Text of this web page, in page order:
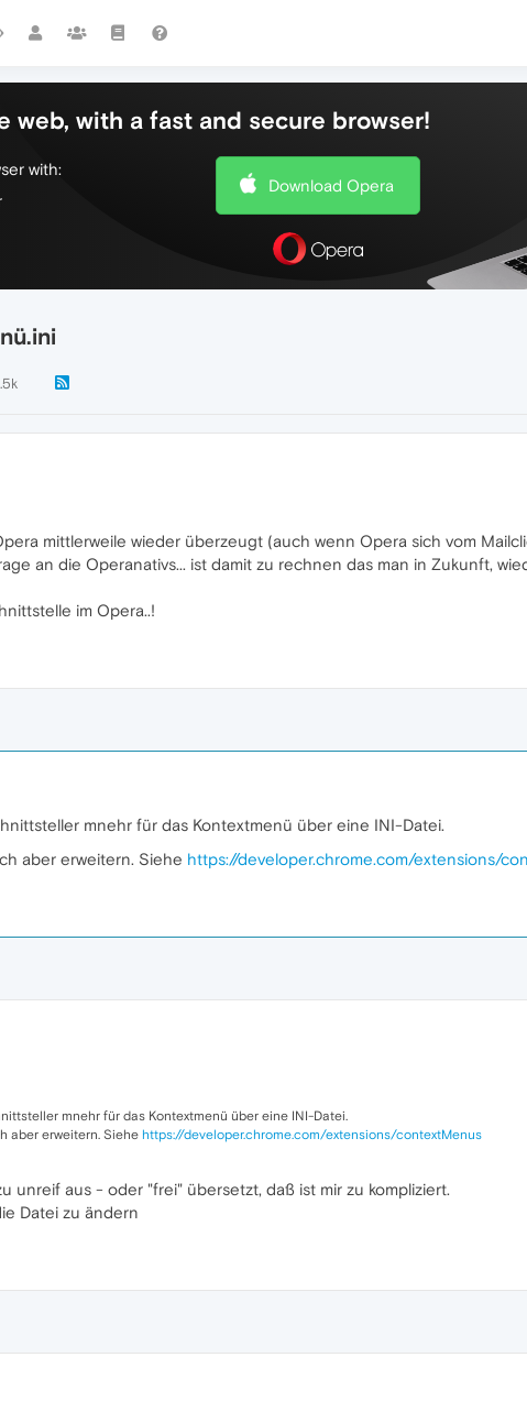
web, with a fast and secure browser!
with:
Download Opera
mittlerweile wieder überzeugt (auch wenn Opera sich vom
an die Operanativs... ist damit zu rechnen das man in Zukunft,
im Opera..!
mnehr für das Kontextmenü über eine INI-Datei.
aber erweitern. Siehe https://developer.chrome.com/extensions/
mnehr für das Kontextmenü über eine INI-Datei.
aber erweitern. Siehe https://developer.chrome.com/extensions/contextMenus
unreif aus - oder "frei" übersetzt, daß ist mir zu kompliziert.
Datei zu ändern